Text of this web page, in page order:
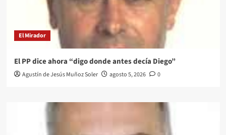
El Mirador
El PP dice ahora “digo donde antes decía Diego”
Agustín de Jesús Muñoz Soler agosto 5, 2026 0